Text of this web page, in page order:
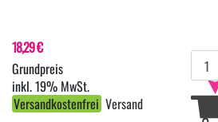
18,29 €
inkl. 19% MwSt.
Versandkostenfrei Versand